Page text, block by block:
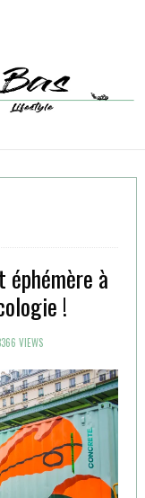
éphémère à
!
VIEWS